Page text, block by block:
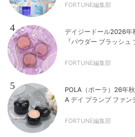
FORTUNE編集部
4
デイジードール2026
『パウダー ブラッシ
FORTUNE編集部
5
POLA（ポーラ）26年
A デイ プランプ ファン
FORTUNE編集部